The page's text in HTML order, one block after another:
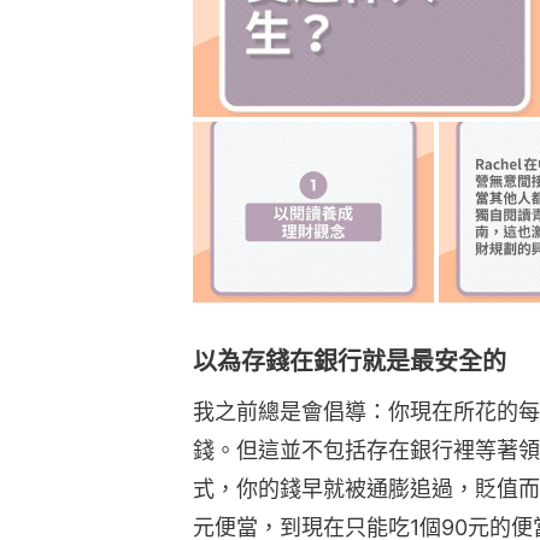
以為存錢在銀行就是最安全的
我之前總是會倡導：你現在所花的
錢。但這並不包括存在銀行裡等著
式，你的錢早就被通膨追過，貶值
元便當，到現在只能吃1個90元的